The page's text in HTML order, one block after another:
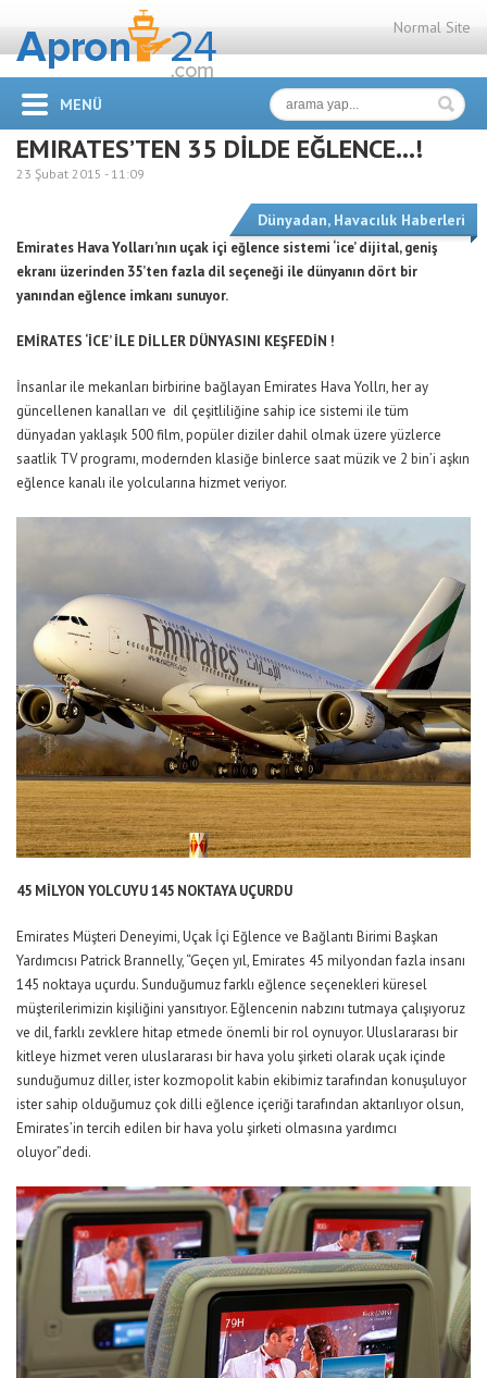
Normal Site
MENÜ
EMIRATES’TEN 35 DİLDE EĞLENCE…!
23 Şubat 2015 - 11:09
Dünyadan, Havacılık Haberleri
Emirates Hava Yolları’nın uçak içi eğlence sistemi ‘ice’ dijital, geniş
ekranı üzerinden 35’ten fazla dil seçeneği ile dünyanın dört bir
yanından eğlence imkanı sunuyor.
EMİRATES ‘İCE’ İLE DİLLER DÜNYASINI KEŞFEDİN !
İnsanlar ile mekanları birbirine bağlayan Emirates Hava Yollrı, her ay
güncellenen kanalları ve dil çeşitliliğine sahip ice sistemi ile tüm
dünyadan yaklaşık 500 film, popüler diziler dahil olmak üzere yüzlerce
saatlik TV programı, modernden klasiğe binlerce saat müzik ve 2 bin’i aşkın
eğlence kanalı ile yolcularına hizmet veriyor.
45 MİLYON YOLCUYU 145 NOKTAYA UÇURDU
Emirates Müşteri Deneyimi, Uçak İçi Eğlence ve Bağlantı Birimi Başkan
Yardımcısı Patrick Brannelly, “Geçen yıl, Emirates 45 milyondan fazla insanı
145 noktaya uçurdu. Sunduğumuz farklı eğlence seçenekleri küresel
müşterilerimizin kişiliğini yansıtıyor. Eğlencenin nabzını tutmaya çalışıyoruz
ve dil, farklı zevklere hitap etmede önemli bir rol oynuyor. Uluslararası bir
kitleye hizmet veren uluslararası bir hava yolu şirketi olarak uçak içinde
sunduğumuz diller, ister kozmopolit kabin ekibimiz tarafından konuşuluyor
ister sahip olduğumuz çok dilli eğlence içeriği tarafından aktarılıyor olsun,
Emirates’in tercih edilen bir hava yolu şirketi olmasına yardımcı
oluyor”dedi.